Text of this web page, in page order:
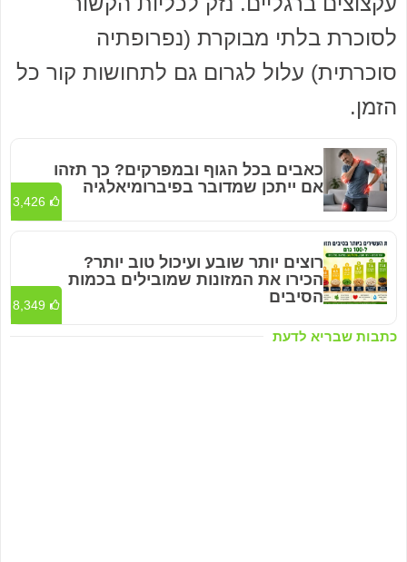
לסוכרת בלתי מבוקרת (נפרופתיה
סוכרתית) עלול לגרום גם לתחושות קור כל
הזמן.
כתבות שבריא לדעת
כאבים בכל הגוף ובמפרקים? כך תזהו
אם ייתכן שמדובר בפיברומיאלגיה
3,426
רוצים יותר שובע ועיכול טוב יותר?
הכירו את המזונות שמובילים בכמות
הסיבים
8,349